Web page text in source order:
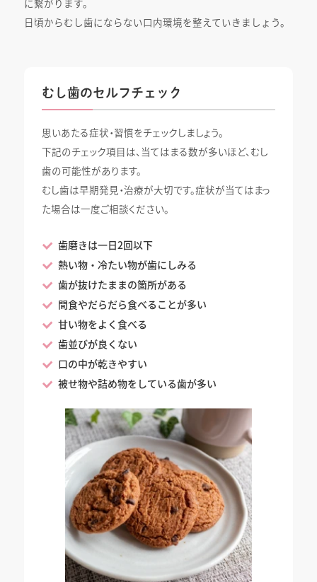
日頃からむし歯にならない口内環境を整えていきましょう。
むし歯のセルフチェック
思いあたる症状・習慣をチェックしましょう。
下記のチェック項目は、当てはまる数が多いほど、むし
歯の可能性があります。
むし歯は早期発見・治療が大切です。症状が当てはまっ
た場合は一度ご相談ください。
歯磨きは一日2回以下
熱い物・冷たい物が歯にしみる
歯が抜けたままの箇所がある
間食やだらだら食べることが多い
甘い物をよく食べる
歯並びが良くない
口の中が乾きやすい
被せ物や詰め物をしている歯が多い